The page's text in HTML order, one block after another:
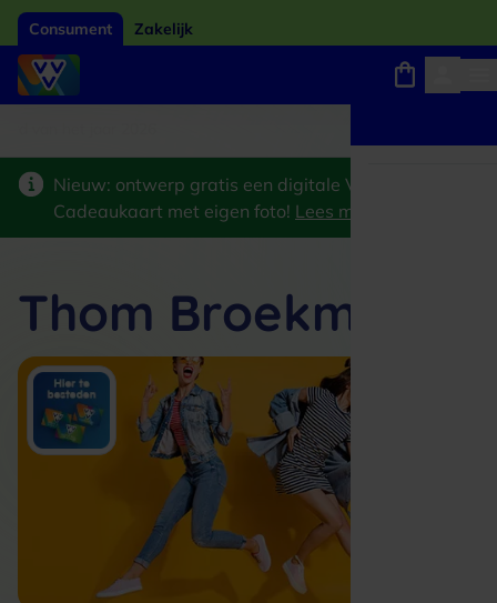
Consument Zakelijk
Nieuw: ontwerp gratis een digitale VVV
Cadeaukaart met eigen foto! Lees meer
Thom Broekman